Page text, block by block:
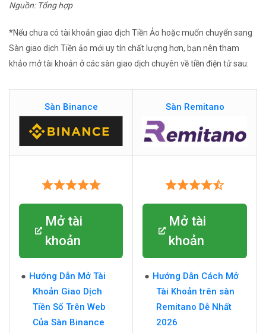
Nguồn: Tổng hợp
*Nếu chưa có tài khoản giao dịch Tiền Ảo hoặc muốn chuyển sang
Sàn giao dịch Tiền ảo mới uy tín chất lượng hơn, bạn nên tham
khảo mở tài khoản ở các sàn giao dịch chuyên về tiền điện tử sau:
Sàn Binance Sàn Remitano
Mở tài
khoản
Hướng Dẫn Mở Tài
Khoản Giao Dịch
Tiền Số Trên Web
Của Sàn Binance
Mở tài
khoản
Hướng Dẫn Cách Mở
Tài Khoản trên sàn
Remitano Dễ Nhất
2026